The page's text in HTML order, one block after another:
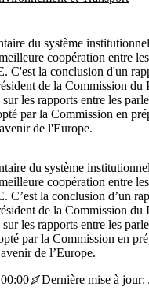
du système
coopération entre
C'est la conclusion d'un
de la Commission du
les rapports entre les
par la Commission en
de l'Europe.
du système
coopération entre
C’est la conclusion d’un
de la Commission du
les rapports entre les
par la Commission en
de l’Europe.
Dernière mise à